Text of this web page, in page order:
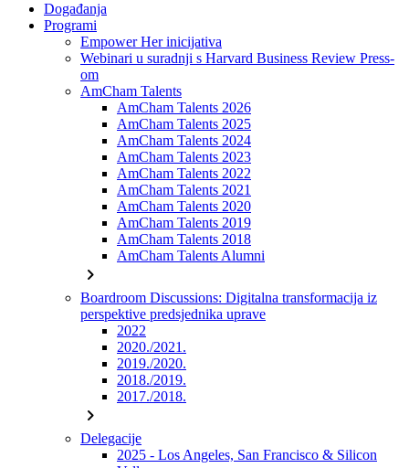
Događanja
Programi
Empower Her inicijativa
Webinari u suradnji s Harvard Business Review Press-
om
AmCham Talents
AmCham Talents 2026
AmCham Talents 2025
AmCham Talents 2024
AmCham Talents 2023
AmCham Talents 2022
AmCham Talents 2021
AmCham Talents 2020
AmCham Talents 2019
AmCham Talents 2018
AmCham Talents Alumni
chevron_right
Boardroom Discussions: Digitalna transformacija iz
perspektive predsjednika uprave
2022
2020./2021.
2019./2020.
2018./2019.
2017./2018.
chevron_right
Delegacije
2025 - Los Angeles, San Francisco & Silicon